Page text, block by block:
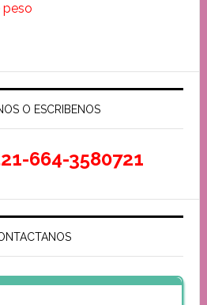
peso
O ESCRIBENOS
664-3580721